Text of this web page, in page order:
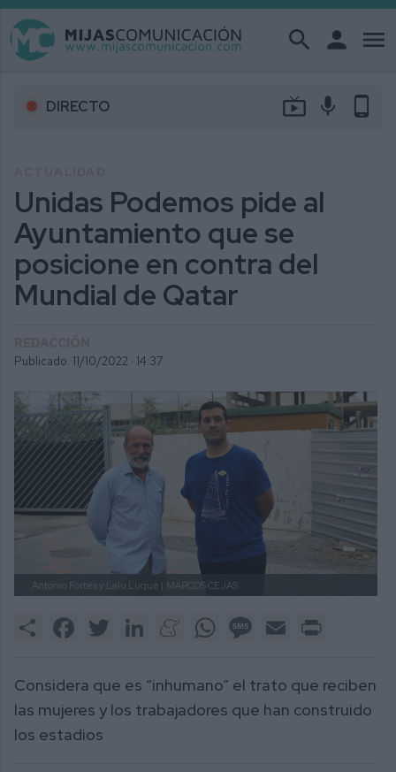
search person menu
DIRECTO live_tv mic phone_android
Unidas Podemos pide al
Ayuntamiento que se
posicione en contra del
Mundial de Qatar
Publicado: 11/10/2022 · 14:37
Antonio Fortes y Lalu Luque | MARCOS CEJAS
Share FacebookTwitter LinkedInMeneameWhatsAppMessage
Email
Considera que es “inhumano” el trato que reciben
las mujeres y los trabajadores que han construido
los estadios